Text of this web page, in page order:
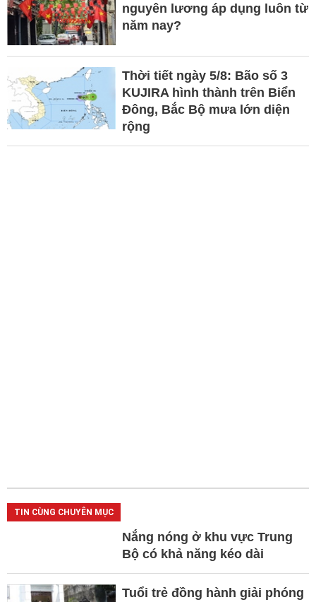
nguyên lương áp dụng luôn từ
năm nay?
Thời tiết ngày 5/8: Bão số 3
KUJIRA hình thành trên Biển
Đông, Bắc Bộ mưa lớn diện
rộng
TIN CÙNG CHUYÊN MỤC
Nắng nóng ở khu vực Trung
Bộ có khả năng kéo dài
Tuổi trẻ đồng hành giải phóng